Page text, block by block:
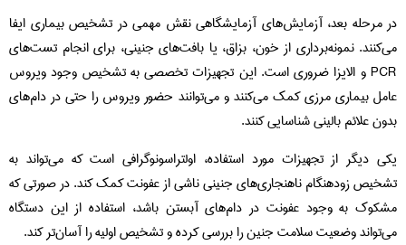
در مرحله بعد، آزمایش‌های آزمایشگاهی نقش مهمی در تشخیص بیماری ایفا
می‌کنند. نمونه‌برداری از خون، بزاق، یا بافت‌های جنینی، برای انجام تست‌های
PCR و الایزا ضروری است. این تجهیزات تخصصی به تشخیص وجود ویروس
عامل بیماری مرزی کمک می‌کنند و می‌توانند حضور ویروس را حتی در دام‌های
بدون علائم بالینی شناسایی کنند.
یکی دیگر از تجهیزات مورد استفاده، اولتراسونوگرافی است که می‌تواند به
تشخیص زودهنگام ناهنجاری‌های جنینی ناشی از عفونت کمک کند. در صورتی که
مشکوک به وجود عفونت در دام‌های آبستن باشد، استفاده از این دستگاه
می‌تواند وضعیت سلامت جنین را بررسی کرده و تشخیص اولیه را آسان‌تر کند.